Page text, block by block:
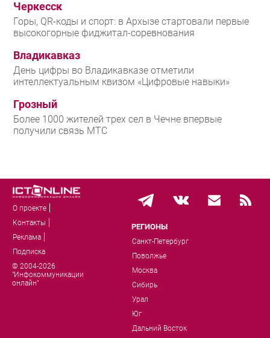
Черкесск
Горы, QR-коды и спорт: в Архызе стартовали первые
высокогорные фиджитал-соревнования
Владикавказ
День цифры во Владикавказе отметили
интеллектуальным квизом «Цифровые навыки»
Грозный
Более 1000 жителей трех сел в Чечне впервые
получили связь МТС
О проекте
Контакты
Реклама
Подписка
© 2004-2026
"Инфокоммуникации
онлайн"
РЕГИОНЫ
Санкт-Петербург
Поволжье
Москва
Сибирь
Урал
Юг
Дальний Восток